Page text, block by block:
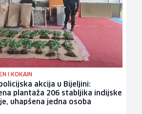
I KOKAIN
akcija u Bijeljini:
plantaža 206 stabljika indijske
uhapšena jedna osoba